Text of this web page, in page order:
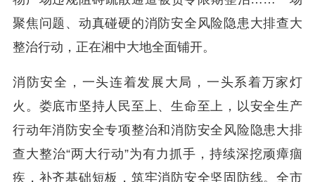
聚焦问题、动真碰硬的消防安全风险隐患大排查大
整治行动，正在湘中大地全面铺开。
消防安全，一头连着发展大局，一头系着万家灯
火。娄底市坚持人民至上、生命至上，以安全生产
行动年消防安全专项整治和消防安全风险隐患大排
查大整治“两大行动”为有力抓手，持续深挖顽瘴痼
疾，补齐基础短板，筑牢消防安全坚固防线。全市